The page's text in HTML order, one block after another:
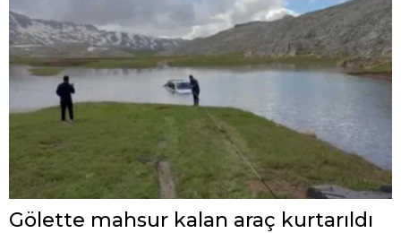
Gölette mahsur kalan araç kurtarıldı